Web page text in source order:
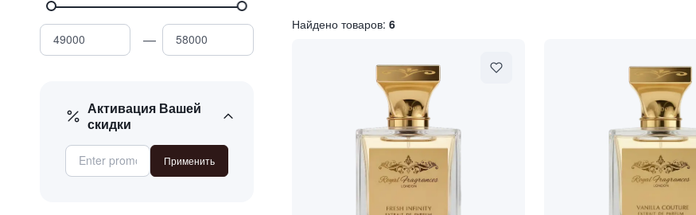
Найдено товаров: 6
—
Активация Вашей
скидки
Применить